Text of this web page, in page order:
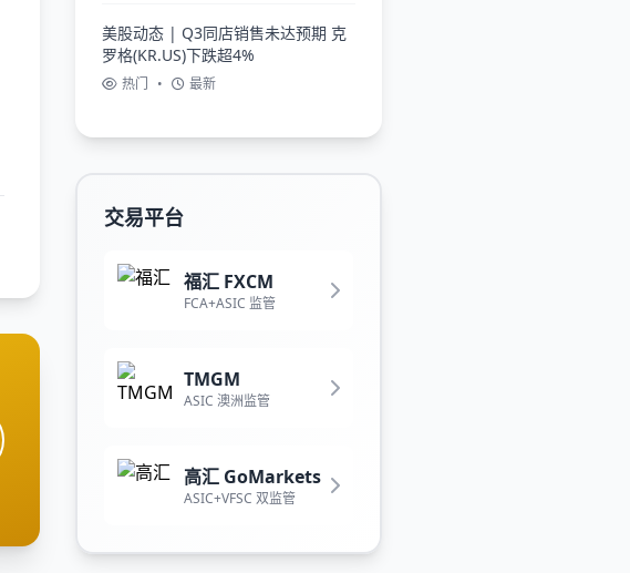
美股动态 | Q3同店销售未达预期 克
罗格(KR.US)下跌超4%
热门 • 最新
交易平台
福汇 FXCM
FCA+ASIC 监管
TMGM
ASIC 澳洲监管
高汇 GoMarkets
ASIC+VFSC 双监管